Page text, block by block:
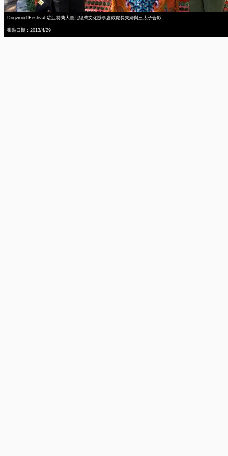
Dogwood Festival 駐亞特蘭大臺北經濟文化辦事處戴處長夫婦與三太子合影
張貼日期：2013/4/29